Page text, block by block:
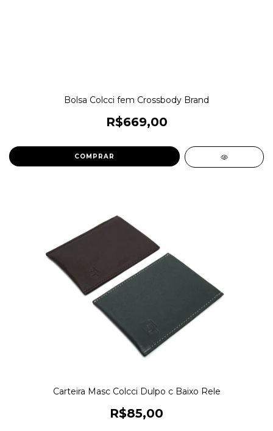
Bolsa Colcci fem Crossbody Brand
R$669,00
COMPRAR
Carteira Masc Colcci Dulpo c Baixo Rele
R$85,00